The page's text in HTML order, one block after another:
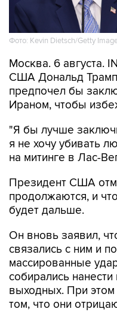
Фото: Kevin Dietsch/Getty
Москва. 6 августа.
США Дональд
предпочел бы
Ираном, чтобы
"Я бы лучше
я не хочу убивать
на митинге в Лас-
Президент США
продолжаются, и
будет дальше.
Он вновь заявил,
связались с ним и
массированные
собирались
выходных. При этом
том, что они